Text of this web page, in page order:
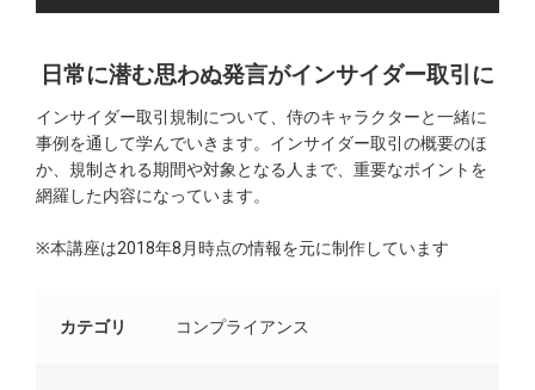
日常に潜む思わぬ発言がインサイダー取引に
インサイダー取引規制について、侍のキャラクターと一緒に
事例を通して学んでいきます。インサイダー取引の概要のほ
か、規制される期間や対象となる人まで、重要なポイントを
網羅した内容になっています。
※本講座は2018年8月時点の情報を元に制作しています
カテゴリ コンプライアンス